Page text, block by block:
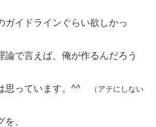
ガイドラインぐらい欲しかっ
論で言えば、俺が作るんだろう
思っています。^^ゞ
（アテにしない
、